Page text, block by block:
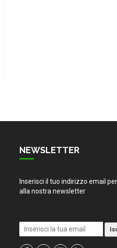
NEWSLETTER
Inserisci il tuo indirizzo email
alla nostra newsletter